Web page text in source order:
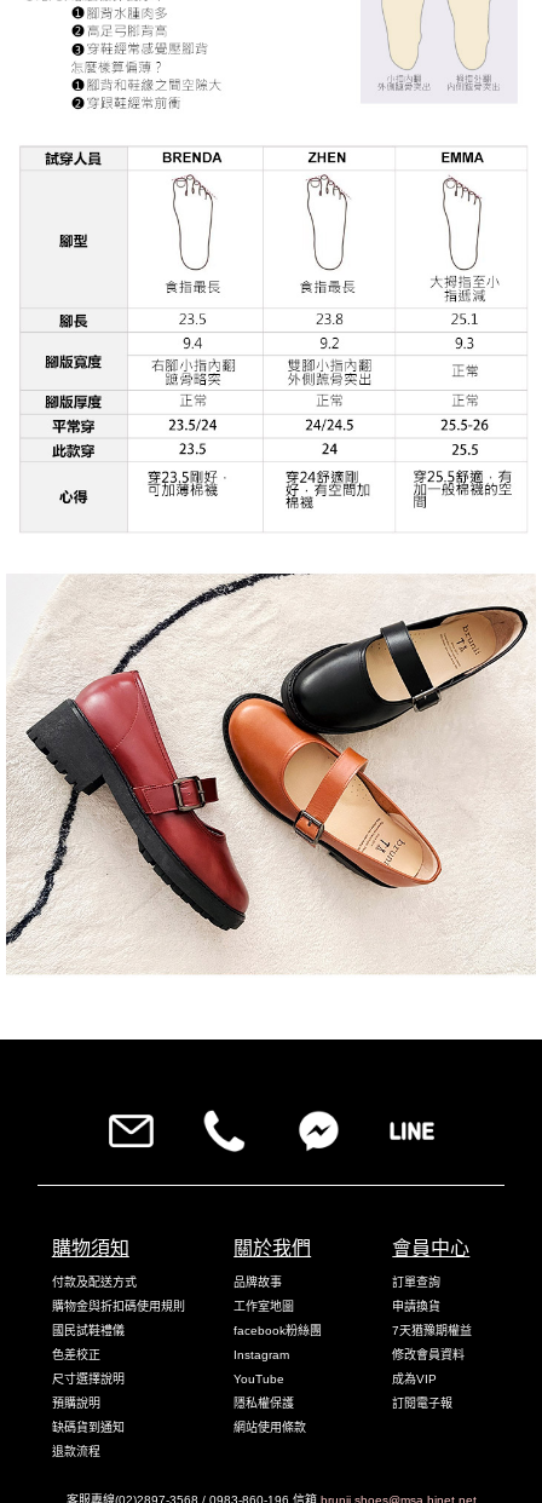
購物須知
付款及配送方式
購物金與折扣碼使用規則
國民試鞋禮儀
色差校正
尺寸選擇說明
預購說明
缺碼貨到通知
退款流程
關於我們
品牌故事
工作室地圖
facebook粉絲團
Instagram
YouTube
隱私權保護
網站使用條款
會員中心
訂單查詢
申請換貨
7天猶豫期權益
修改會員資料
成為VIP
訂閱電子報
客服專線(02)2897-3568 / 0983-860-196 信箱 brunii.shoes@msa.hinet.net